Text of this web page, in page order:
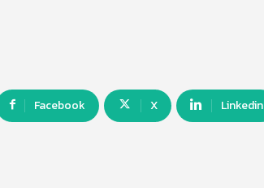
Facebook X Linkedin